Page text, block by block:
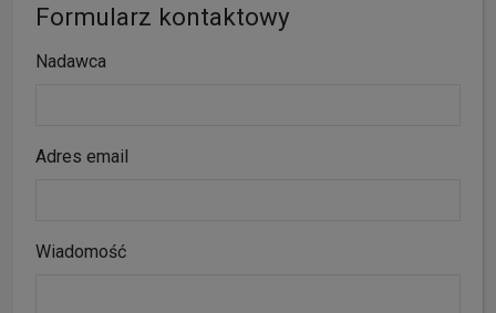
Formularz kontaktowy
Nadawca
Adres email
Wiadomość